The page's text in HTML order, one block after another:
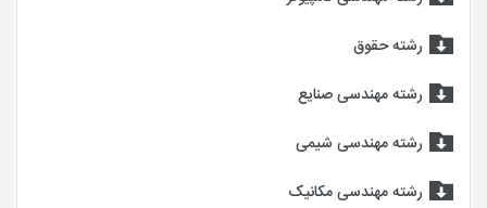
رشته حقوق
رشته مهندسی صنایع
رشته مهندسی شیمی
رشته مهندسی مکانیک